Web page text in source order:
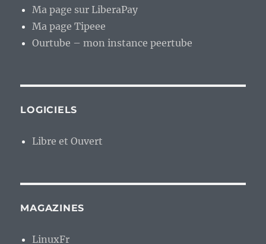
Ma page sur LiberaPay
Ma page Tipeee
Ourtube – mon instance peertube
LOGICIELS
Libre et Ouvert
MAGAZINES
LinuxFr